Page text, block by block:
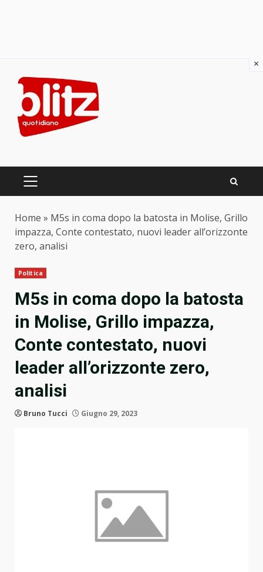
content
PRIMARY
Home » M5s in coma dopo la batosta in Molise, Grillo
impazza, Conte contestato, nuovi leader all’orizzonte
zero, analisi
Politica
M5s in coma dopo la batosta
in Molise, Grillo impazza,
Conte contestato, nuovi
leader all’orizzonte zero,
analisi
Bruno Tucci Giugno 29, 2023
×